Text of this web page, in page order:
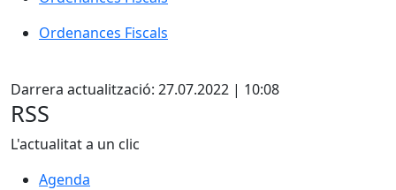
Ordenances Fiscals
Darrera actualització: 27.07.2022 | 10:08
RSS
L'actualitat a un clic
Agenda